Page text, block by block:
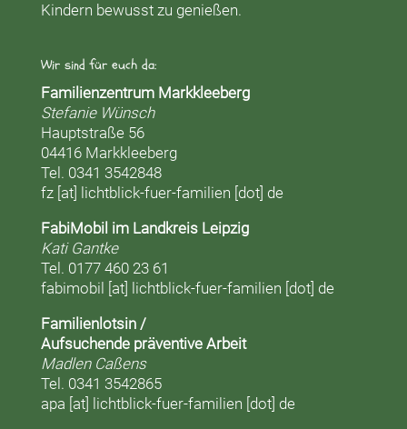
Kindern bewusst zu genießen.
Wir sind für euch da:
Familienzentrum Markkleeberg
Stefanie Wünsch
Hauptstraße 56
04416 Markkleeberg
Tel. 0341 3542848
fz [at] lichtblick-fuer-familien [dot] de
FabiMobil im Landkreis Leipzig
Kati Gantke
Tel. 0177 460 23 61
fabimobil [at] lichtblick-fuer-familien [dot] de
Familienlotsin /
Aufsuchende präventive Arbeit
Madlen Caßens
Tel. 0341 3542865
apa [at] lichtblick-fuer-familien [dot] de